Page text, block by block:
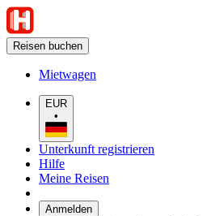
Reisen buchen
Mietwagen
EUR
•
Unterkunft registrieren
Hilfe
Meine Reisen
Anmelden